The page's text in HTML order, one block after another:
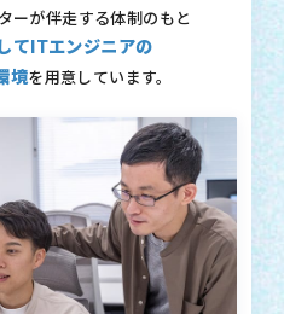
ーが伴走する体制のもと
てITエンジニアの
境を用意しています。